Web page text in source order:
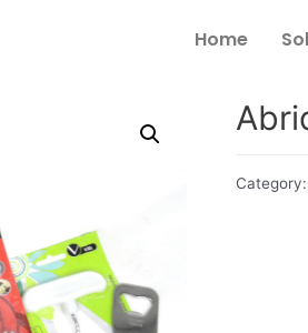
Home
Category: